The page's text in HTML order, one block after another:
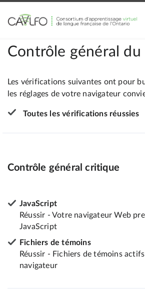
Contrôle général du
Les vérifications suivantes ont pour
les réglages de votre navigateur
Toutes les vérifications réussies
Contrôle général critique
JavaScript
Réussir - Votre navigateur Web
JavaScript
Fichiers de témoins
Réussir - Fichiers de témoins
navigateur